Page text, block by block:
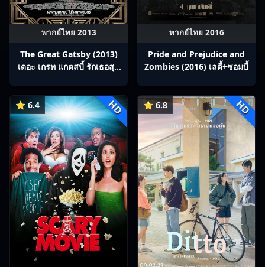
พากย์ไทย 2013
The Great Gatsby (2013)
เดอะ เกรท แกตสบี้ รักเธอสุด
พากย์ไทย 2016
Pride and Prejudice and
Zombies (2016) เลดี้+ซอมบี้
⭐ 6.4 HD ⭐ 6.8 HD